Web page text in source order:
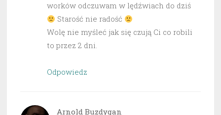
worków odczuwam w lędźwiach do dziś
Starość nie radość
Wolę nie myśleć jak się czują Ci co robili
to przez 2 dni.
Odpowiedz
Arnold Buzdygan